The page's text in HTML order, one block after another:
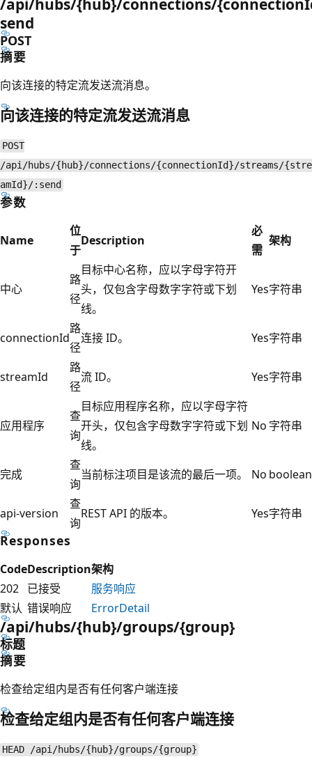
send
POST
摘要
向该连接的特定流发送流消息。
向该连接的特定流发送流消息
POST
/api/hubs/{hub}/connections/{connectionId}/streams/{stre
amId}/:send
参数
Name
位
于
Description
必
需
架构
中心
路
径
目标中心名称，应以字母字符开
头，仅包含字母数字字符或下划
线。
Yes字符串
connectionId
路
径
连接 ID。 Yes字符串
streamId
路
径
流 ID。 Yes字符串
应用程序
查
询
目标应用程序名称，应以字母字符
开头，仅包含字母数字字符或下划
线。
No 字符串
完成
查
询
当前标注项目是该流的最后一项。 No boolean
api-version
查
询
REST API 的版本。 Yes字符串
Responses
CodeDescription架构
202 已接受
服务响应
默认 错误响应 ErrorDetail
/api/hubs/{hub}/groups/{group}
标题
摘要
检查给定组内是否有任何客户端连接
检查给定组内是否有任何客户端连接
HEAD /api/hubs/{hub}/groups/{group}